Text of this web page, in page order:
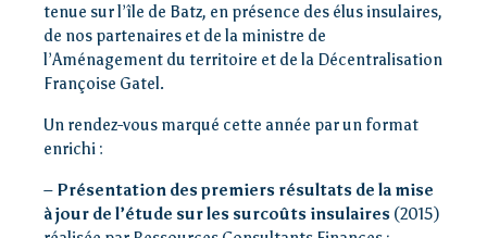
tenue sur l’île de Batz, en présence des élus insulaires,
de nos partenaires et de la ministre de
l’Aménagement du territoire et de la Décentralisation
Françoise Gatel.
Un rendez-vous marqué cette année par un format
enrichi :
– Présentation des premiers résultats de la mise
à jour de l’étude sur les surcoûts insulaires (2015)